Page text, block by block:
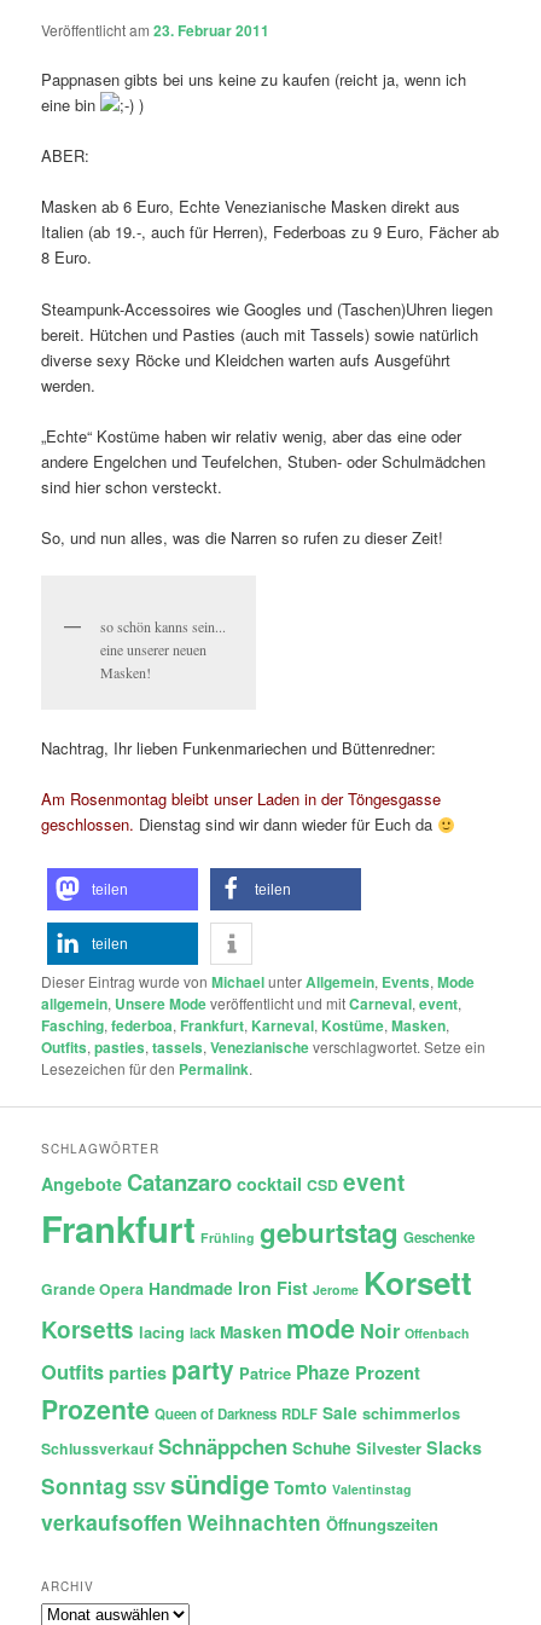
Veröffentlicht am23. Februar 2011
Pappnasen gibts bei uns keine zu kaufen (reicht ja, wenn ich
eine bin
)
ABER:
Masken ab 6 Euro, Echte Venezianische Masken direkt aus
Italien (ab 19.-, auch für Herren), Federboas zu 9 Euro, Fächer ab
8 Euro.
Steampunk-Accessoires wie Googles und (Taschen)Uhren liegen
bereit. Hütchen und Pasties (auch mit Tassels) sowie natürlich
diverse sexy Röcke und Kleidchen warten aufs Ausgeführt
werden.
„Echte“ Kostüme haben wir relativ wenig, aber das eine oder
andere Engelchen und Teufelchen, Stuben- oder Schulmädchen
sind hier schon versteckt.
So, und nun alles, was die Narren so rufen zu dieser Zeit!
so schön kanns sein...
eine unserer neuen
Masken!
Nachtrag, Ihr lieben Funkenmariechen und Büttenredner:
Am Rosenmontag bleibt unser Laden in der Töngesgasse
geschlossen. Dienstag sind wir dann wieder für Euch da
teilen teilen
teilen
Dieser Eintrag wurde vonMichaelunterAllgemein, Events,Mode
allgemein, Unsere Modeveröffentlicht und mitCarneval,event,
Fasching,federboa, Frankfurt, Karneval, Kostüme,Masken,
Outfits,pasties,tassels,Venezianischeverschlagwortet. Setze ein
Lesezeichen für den Permalink.
SCHLAGWÖRTER
Angebote Catanzaro cocktail CSD event
Frankfurt Frühling geburtstag Geschenke
Grande Opera Handmade Iron Fist Jerome Korsett
Korsetts lacing lack Masken mode Noir Offenbach
Outfits parties party Patrice Phaze Prozent
Prozente Queen of Darkness RDLF Sale schimmerlos
Schlussverkauf Schnäppchen Schuhe Silvester Slacks
Sonntag SSV sündige Tomto Valentinstag
verkaufsoffen Weihnachten Öffnungszeiten
ARCHIV
Archiv